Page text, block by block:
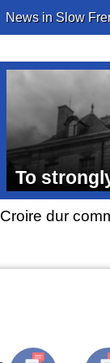
News in Slow
To
Croire dur